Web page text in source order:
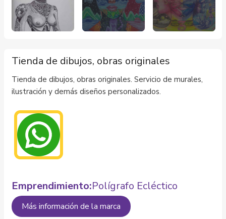
Tienda de dibujos, obras originales
Tienda de dibujos, obras originales. Servicio de murales,
ilustración y demás diseños personalizados.
Emprendimiento:Polígrafo Ecléctico
Más información de la marca